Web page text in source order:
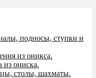
подносы, ступки и
из оникса.
ониска.
столы, шахматы.